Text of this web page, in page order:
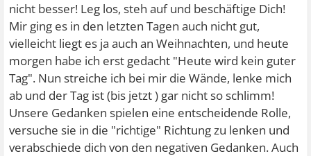
nicht besser! Leg los, steh auf und beschäftige Dich!
Mir ging es in den letzten Tagen auch nicht gut,
vielleicht liegt es ja auch an Weihnachten, und heute
morgen habe ich erst gedacht "Heute wird kein guter
Tag". Nun streiche ich bei mir die Wände, lenke mich
ab und der Tag ist (bis jetzt) gar nicht so schlimm!
Unsere Gedanken spielen eine entscheidende Rolle,
versuche sie in die "richtige" Richtung zu lenken und
verabschiede dich von den negativen Gedanken. Auch